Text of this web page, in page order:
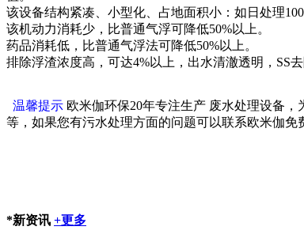
该设备结构紧凑、小型化、占地面积小：如日处理
该机动力消耗少，比普通气浮可降低50%以上。
药品消耗低，比普通气浮法可降低50%以上。
排除浮渣浓度高，可达4%以上，出水清澈透明，SS
温馨提示 欧米伽环保20年专注生产 废水处理设备
等，如果您有污水处理方面的问题可以联系欧米伽免
*新资讯 +更多